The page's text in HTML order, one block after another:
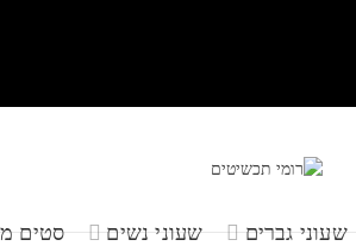
שעוני גברים שעוני נשים סטים